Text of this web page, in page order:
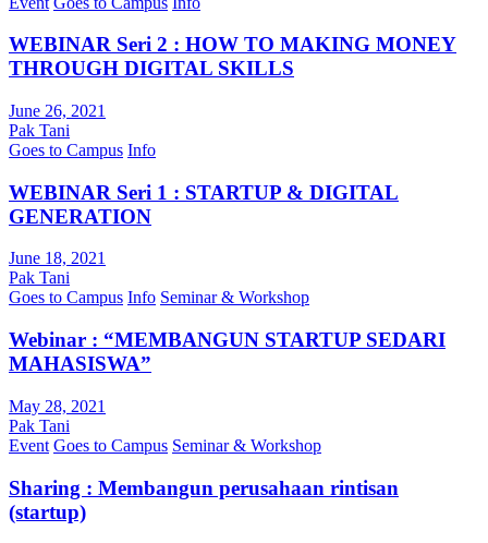
WEBINAR Seri 2 : HOW TO MAKING MONEY
THROUGH DIGITAL SKILLS
June 26, 2021
Pak Tani
Goes to Campus Info
WEBINAR Seri 1 : STARTUP & DIGITAL
GENERATION
June 18, 2021
Pak Tani
Goes to Campus Info Seminar & Workshop
Webinar : “MEMBANGUN STARTUP SEDARI
MAHASISWA”
May 28, 2021
Pak Tani
Event Goes to Campus Seminar & Workshop
Sharing : Membangun perusahaan rintisan
(startup)